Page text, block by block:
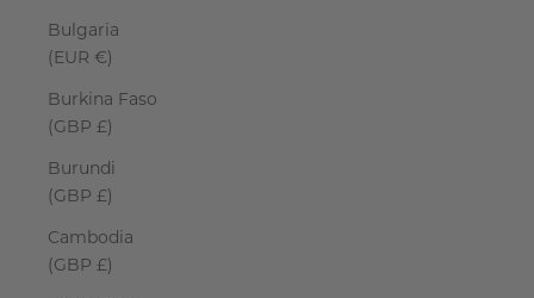
Bulgaria
(EUR €)
Burkina Faso
(GBP £)
Burundi
(GBP £)
Cambodia
(GBP £)